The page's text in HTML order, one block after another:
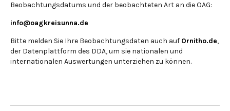
Beobachtungsdatums und der beobachteten Art an die OAG:
info@oagkreisunna.de
Bitte melden Sie Ihre Beobachtungsdaten auch auf Ornitho.de,
der Datenplattform des DDA, um sie nationalen und
internationalen Auswertungen unterziehen zu können.